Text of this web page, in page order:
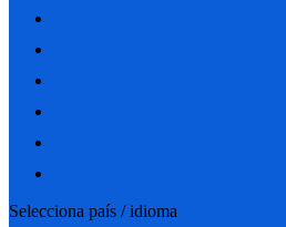
Selecciona país / idioma